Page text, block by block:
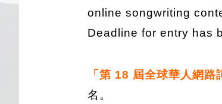
online songwriting
Deadline for entry has
「第 18 屆全球華人網路
名。